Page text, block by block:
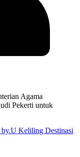
Agama
Pekerti untuk